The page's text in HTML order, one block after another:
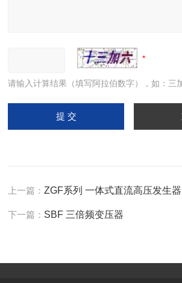
请输入计算结果（填写阿拉伯数字），如：三
上一篇：ZGF系列 一体式直流高压发生器
下一篇： SBF 三倍频变压器